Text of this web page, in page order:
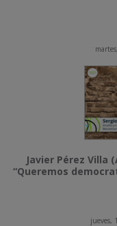
Javier Pérez Villa
“Queremos
jueves,